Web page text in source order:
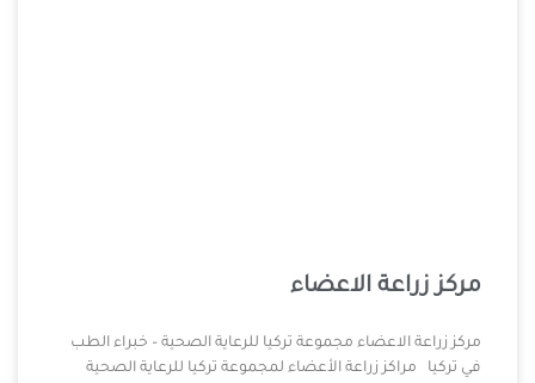
مركز زراعة الاعضاء
مركز زراعة الاعضاء مجموعة تركيا للرعاية الصحية – خبراء الطب
في تركيا مراكز زراعة الأعضاء لمجموعة تركيا للرعاية الصحية